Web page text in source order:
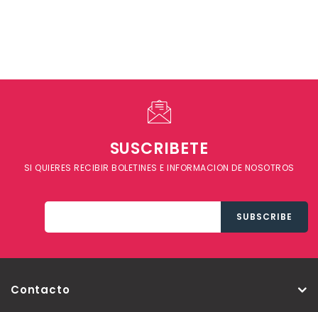
SUSCRIBETE
SI QUIERES RECIBIR BOLETINES E INFORMACION DE NOSOTROS
Contacto